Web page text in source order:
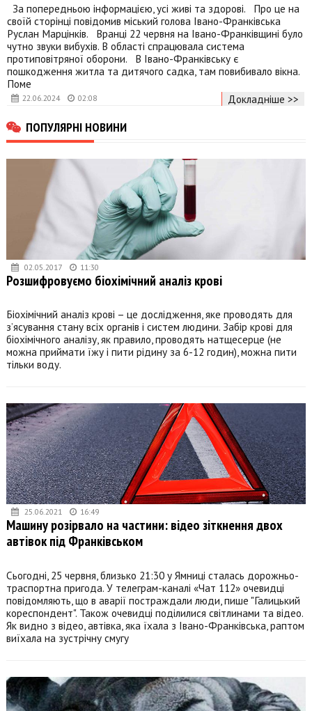
22.06.2024 02:08
За попередньою інформацією, усі живі та здорові. Про це на
своїй сторінці повідомив міський голова Івано-Франківська
Руслан Марцінків. Вранці 22 червня на Івано-Франківщині було
чутно звуки вибухів. В області спрацювала система
протиповітряної оборони. В Івано-Франківську є
пошкодження житла та дитячого садка, там повибивало вікна.
Поме
Докладніше >>
ПОПУЛЯРНІ НОВИНИ
02.05.2017 11:30
Розшифровуємо біохімічний аналіз крові
Біохімічний аналіз крові – це дослідження, яке проводять для
з’ясування стану всіх органів і систем людини. Забір крові для
біохімічного аналізу, як правило, проводять натщесерце (не
можна приймати їжу і пити рідину за 6-12 годин), можна пити
тільки воду.
25.06.2021 16:49
Машину розірвало на частини: відео зіткнення двох
автівок під Франківськом
Сьогодні, 25 червня, близько 21:30 у Ямниці сталась дорожньо-
траспортна пригода. У телеграм-каналі «Чат 112» очевидці
повідомляють, що в аварії постраждали люди, пише "Галицький
кореспондент". Також очевидці поділилися світлинами та відео.
Як видно з відео, автівка, яка їхала з Івано-Франківська, раптом
виїхала на зустрічну смугу